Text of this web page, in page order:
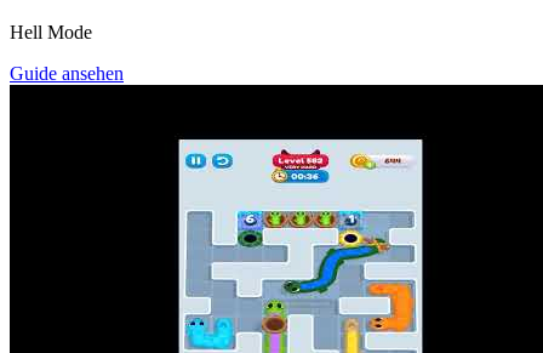
Hell Mode
Guide ansehen